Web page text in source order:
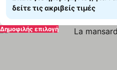
δείτε τις ακριβείς τιμές
Δημοφιλής επιλογή